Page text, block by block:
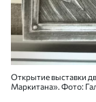
Открытие выставки
Маркитана». Фото: